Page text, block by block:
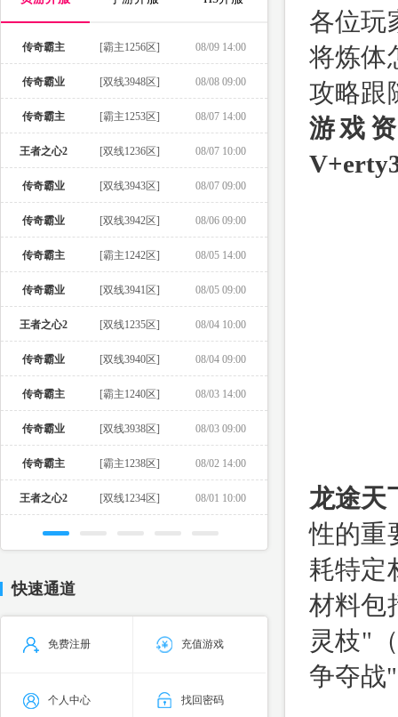
传奇霸主 [霸主1256区] 08/09 14:00
传奇霸业 [双线3948区] 08/08 09:00
传奇霸主 [霸主1253区] 08/07 14:00
王者之心2 [双线1236区] 08/07 10:00
传奇霸业 [双线3943区] 08/07 09:00
传奇霸业 [双线3942区] 08/06 09:00
传奇霸主 [霸主1242区] 08/05 14:00
传奇霸业 [双线3941区] 08/05 09:00
王者之心2 [双线1235区] 08/04 10:00
传奇霸业 [双线3940区] 08/04 09:00
传奇霸主 [霸主1240区] 08/03 14:00
传奇霸业 [双线3938区] 08/03 09:00
传奇霸主 [霸主1238区] 08/02 14:00
王者之心2 [双线1234区] 08/01 10:00
快速通道
免费注册 充值游戏
个人中心 找回密码
各位玩
将炼体
攻略跟
游戏
龙途天
性的重
耗特定
材料包
灵枝"
争夺战